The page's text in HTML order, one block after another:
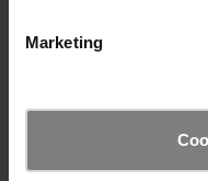
Marketing